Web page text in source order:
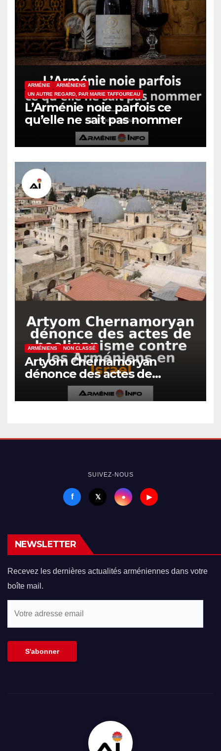
ARMÉNIE
ARMÉNIENS
UN AUTRE REGARD, PAR MARIE TAFFOUREAU
L’Arménie noie parfois ce
qu’elle ne sait pas nommer
ARMÉNIENS NON CLASSÉ
Artyom Chernamoryan
dénonce des actes de
hooliganisme contre les
Arméniens en Israël
SUIVEZ-NOUS
f 𝕏 ● ▶
NEWSLETTER
Recevez les dernières actualités arméniennes dans votre
boîte mail.
S'abonner